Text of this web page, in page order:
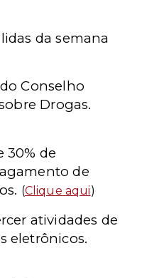
da semana
Conselho
Drogas.
30% de
de
(Clique aqui)
atividades de
eletrônicos.